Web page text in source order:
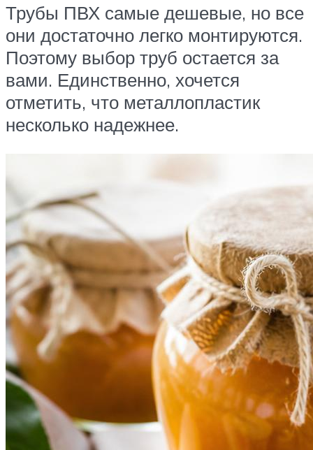
Трубы ПВХ самые дешевые, но все
они достаточно легко монтируются.
Поэтому выбор труб остается за
вами. Единственно, хочется
отметить, что металлопластик
несколько надежнее.